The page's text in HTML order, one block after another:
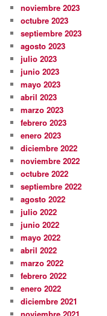
noviembre 2023
octubre 2023
septiembre 2023
agosto 2023
julio 2023
junio 2023
mayo 2023
abril 2023
marzo 2023
febrero 2023
enero 2023
diciembre 2022
noviembre 2022
octubre 2022
septiembre 2022
agosto 2022
julio 2022
junio 2022
mayo 2022
abril 2022
marzo 2022
febrero 2022
enero 2022
diciembre 2021
noviembre 2021